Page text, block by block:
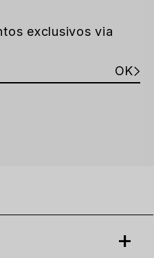
exclusivos via
OK